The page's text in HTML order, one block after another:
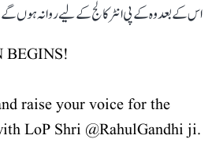
اس کے بعد وہ کے پی انٹر کالج کے لیے روانہ ہوں
BEGINS!
raise your voice for the
LoP Shri @RahulGandhiji.